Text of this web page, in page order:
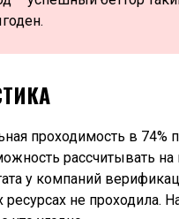
проходимость в 74%
рассчитывать
у компаний
ресурсах не проходила.